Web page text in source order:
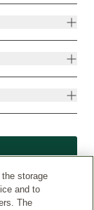
storage
and to
The